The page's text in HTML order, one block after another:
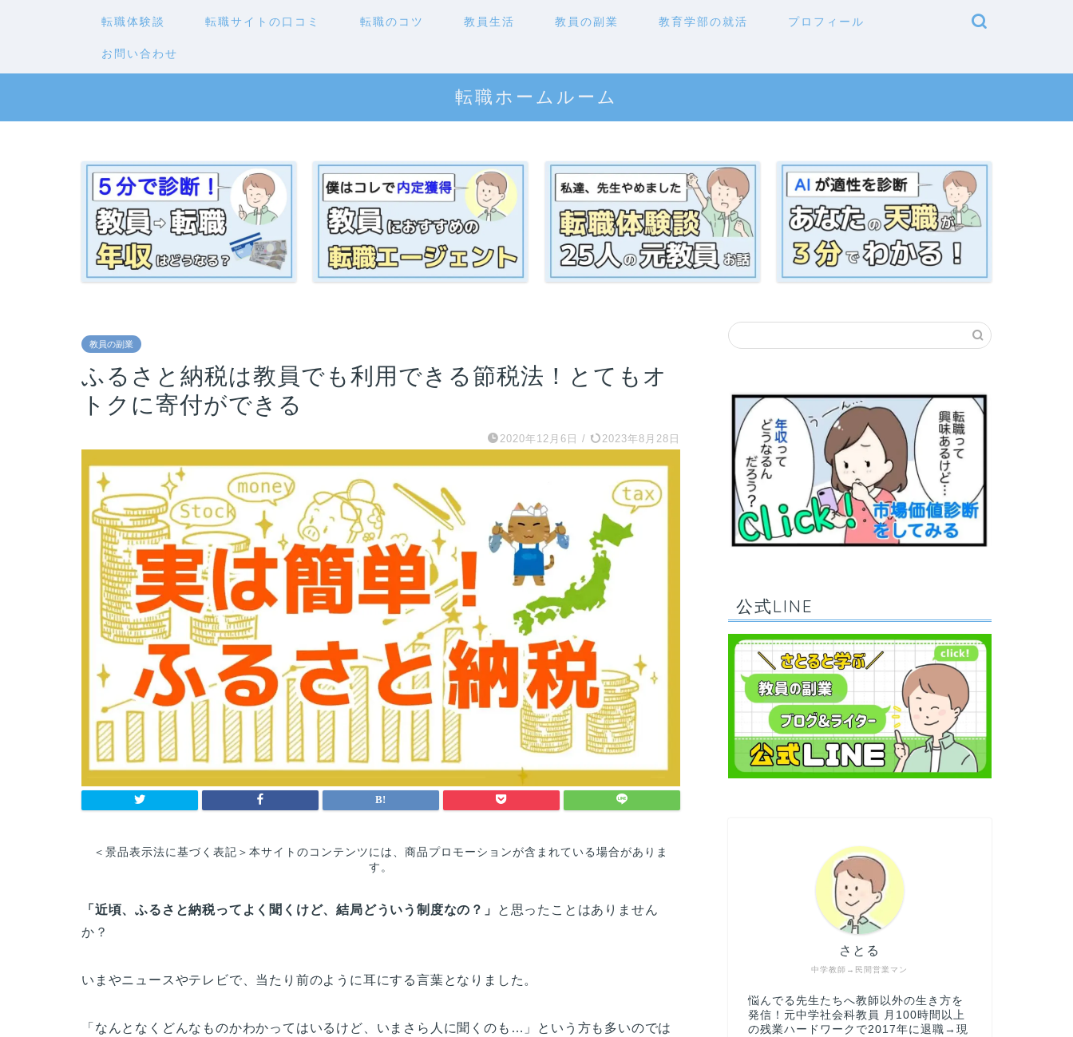
転職体験談 転職サイトの口コミ 転職のコツ 教員生活 教員の副業 教育学部の就活 プロフィール
お問い合わせ
転職ホームルーム
教員の副業
ふるさと納税は教員でも利用できる節税法！とてもオ
トクに寄付ができる
2020年12月6日 / 2023年8月28日
＜景品表示法に基づく表記＞本サイトのコンテンツには、商品プロモーションが含まれている場合がありま
す。
「近頃、ふるさと納税ってよく聞くけど、結局どういう制度なの？」
と思ったことはありません
か？
いまやニュースやテレビで、当たり前のように耳にする言葉となりました。
「なんとなくどんなものかわかってはいるけど、いまさら人に聞くのも…」という方も多いのでは
公式LINE
中学教師→民間営業マン
さとる
悩んでる先生たちへ教師以外の生き方を
発信！元中学社会科教員 月100時間以上
の残業ハードワークで2017年に退職→現